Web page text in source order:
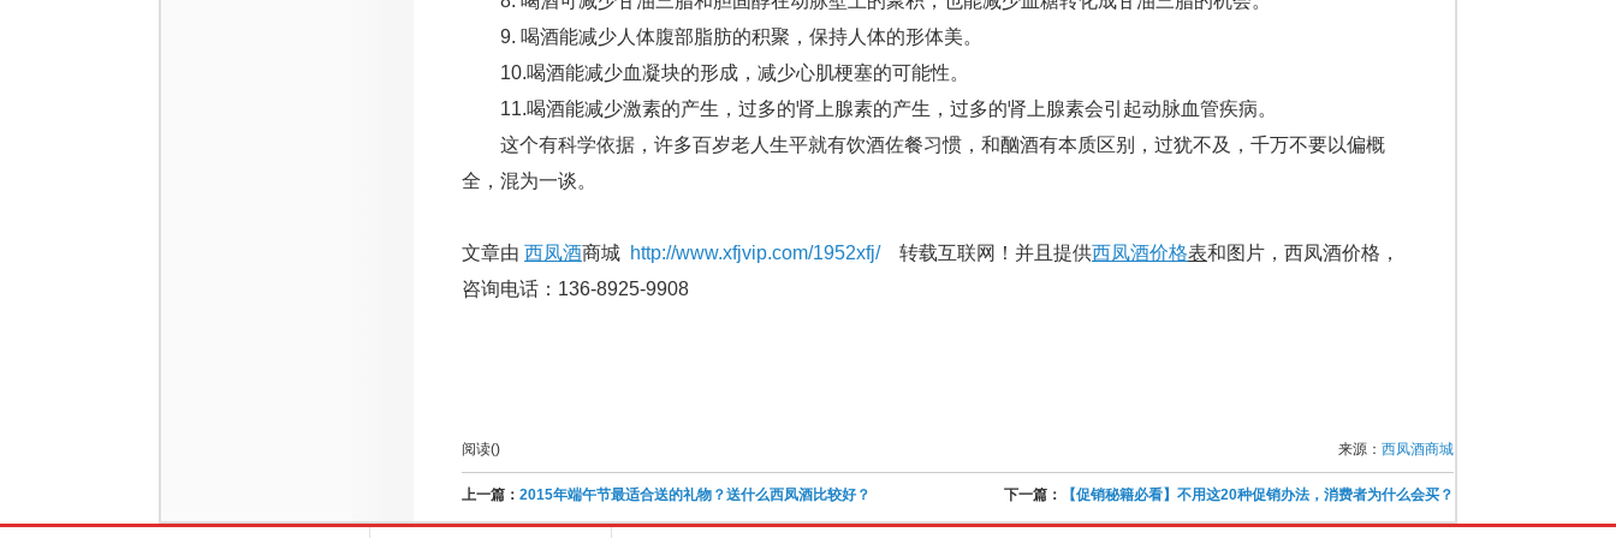
9. 喝酒能减少人体腹部脂肪的积聚，保持人体的形体美。
10.喝酒能减少血凝块的形成，减少心肌梗塞的可能性。
11.喝酒能减少激素的产生，过多的肾上腺素的产生，过多的肾上腺素会引起动脉血管疾病。
这个有科学依据，许多百岁老人生平就有饮酒佐餐习惯，和酗酒有本质区别，过犹不及，千万不要以偏概
全，混为一谈。
文章由 西凤酒商城 http://www.xfjvip.com/1952xfj/ 转载互联网！并且提供西凤酒价格表和图片，西凤酒价格，
咨询电话：136-8925-9908
阅读() 来源： 西凤酒商城
上一篇： 2015年端午节最适合送的礼物？送什么西凤酒比较好？ 下一篇： 【促销秘籍必看】不用这20种促销办法，消费者为什么会买？